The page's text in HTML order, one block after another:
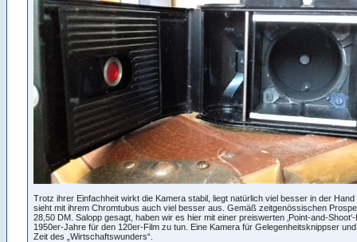
Trotz ihrer Einfachheit wirkt die Kamera stabil, liegt natürlich viel besser in der
sieht mit ihrem Chromtubus auch viel besser aus. Gemäß zeitgenössischen
28,50 DM. Salopp gesagt, haben wir es hier mit einer preiswerten ‚Point-and-
1950er-Jahre für den 120er-Film zu tun. Eine Kamera für Gelegenheitsknippser
Zeit des „Wirtschaftswunders“.